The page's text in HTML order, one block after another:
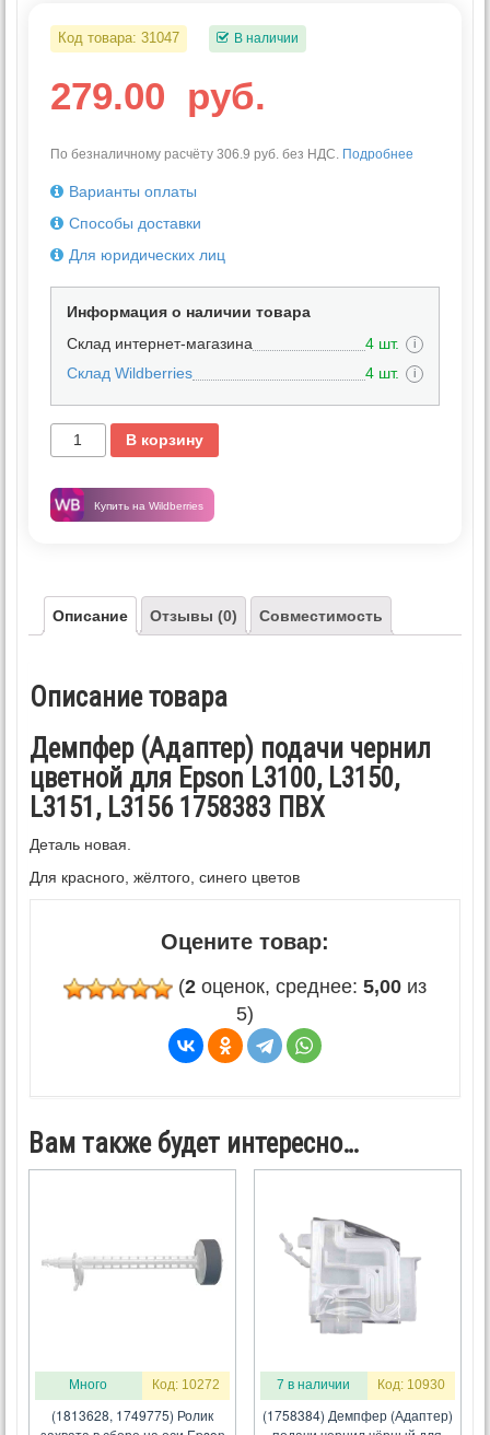
Код товара: 31047 В наличии
279.00 руб.
По безналичному расчёту 306.9 руб. без НДС. Подробнее
Варианты оплаты
Способы доставки
Для юридических лиц
Информация о наличии товара
Склад интернет-магазина
4 шт. i
Склад Wildberries 4 шт. i
В корзину
Купить на Wildberries
Описание Отзывы (0) Совместимость
Описание товара
Демпфер (Адаптер) подачи чернил
цветной для Epson L3100, L3150,
L3151, L3156 1758383 ПВХ
Деталь новая.
Для красного, жёлтого, синего цветов
Оцените товар:
(2 оценок, среднее: 5,00 из
5)
Вам также будет интересно…
Много Код: 10272
(1813628, 1749775) Ролик
7 в наличии Код: 10930
(1758384) Демпфер (Адаптер)